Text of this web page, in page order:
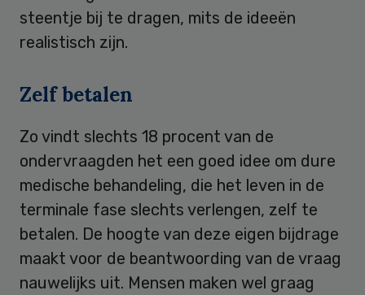
steentje bij te dragen, mits de ideeën
realistisch zijn.
Zelf betalen
Zo vindt slechts 18 procent van de
ondervraagden het een goed idee om dure
medische behandeling, die het leven in de
terminale fase slechts verlengen, zelf te
betalen. De hoogte van deze eigen bijdrage
maakt voor de beantwoording van de vraag
nauwelijks uit. Mensen maken wel graag